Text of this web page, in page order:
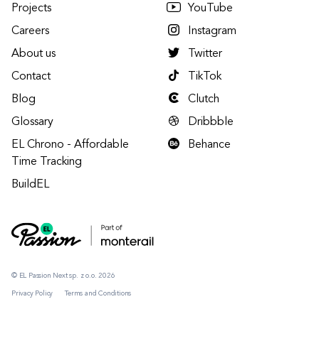
© EL Passion Next sp. z o.o. 2026
Privacy Policy Terms and Conditions
Projects
Careers
About us
Contact
Blog
Glossary
EL Chrono - Affordable
Time Tracking
BuildEL
YouTube
Instagram
Twitter
TikTok
Clutch
Dribbble
Behance